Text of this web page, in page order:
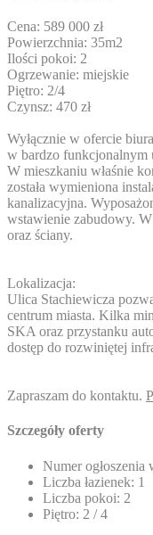
Cena: 589 000 zł
Powierzchnia: 35m2
Ilości pokoi: 2
Ogrzewanie: miejskie
Piętro: 2/4
Czynsz: 470 zł
Wyłącznie w ofercie
w bardzo funkcjonalnym
W mieszkaniu właśnie
została wymieniona
kanalizacyjna.
wstawienie zabudowy.
oraz ściany.
Lokalizacja:
Ulica Stachiewicza
centrum miasta. Kilka
SKA oraz przystanku
dostęp do rozwiniętej
Zapraszam do kontaktu.
Szczegóły oferty
Numer ogłoszenia
Liczba łazienek: 1
Liczba pokoi: 2
Piętro: 2 / 4